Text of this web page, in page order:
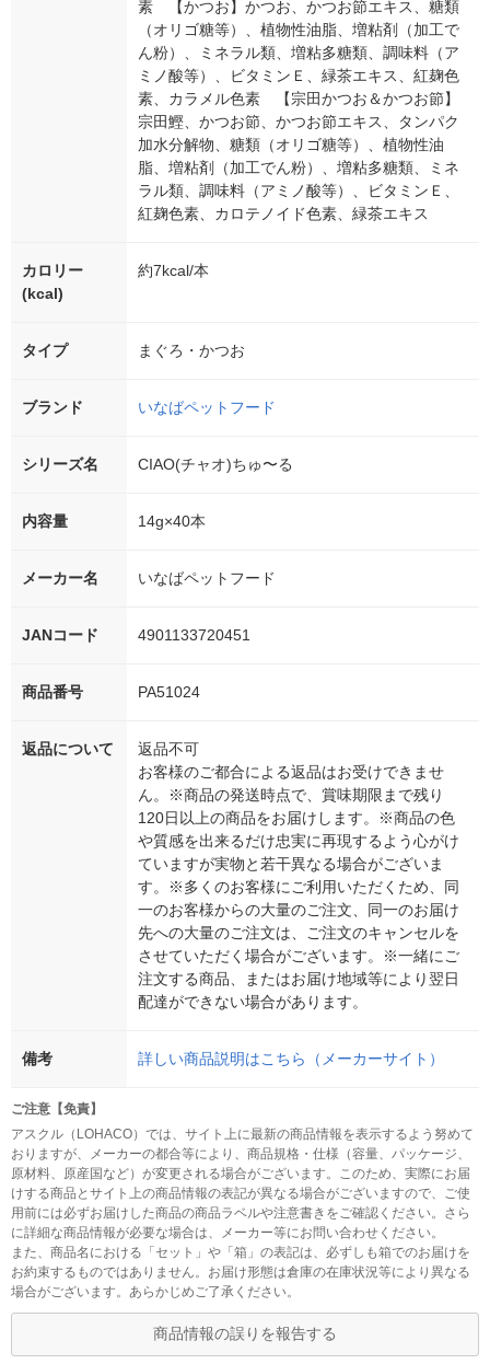
素 【かつお】かつお、かつお節エキス、糖類
（オリゴ糖等）、植物性油脂、増粘剤（加工で
ん粉）、ミネラル類、増粘多糖類、調味料（ア
ミノ酸等）、ビタミンＥ、緑茶エキス、紅麹色
素、カラメル色素 【宗田かつお＆かつお節】
宗田鰹、かつお節、かつお節エキス、タンパク
加水分解物、糖類（オリゴ糖等）、植物性油
脂、増粘剤（加工でん粉）、増粘多糖類、ミネ
ラル類、調味料（アミノ酸等）、ビタミンＥ、
紅麹色素、カロテノイド色素、緑茶エキス
カロリー
(kcal)
約7kcal/本
タイプ まぐろ・かつお
ブランド いなばペットフード
シリーズ名 CIAO(チャオ)ちゅ〜る
内容量 14g×40本
メーカー名 いなばペットフード
JANコード 4901133720451
商品番号 PA51024
返品について
返品不可
お客様のご都合による返品はお受けできませ
ん。※商品の発送時点で、賞味期限まで残り
120日以上の商品をお届けします。※商品の色
や質感を出来るだけ忠実に再現するよう心がけ
ていますが実物と若干異なる場合がございま
す。※多くのお客様にご利用いただくため、同
一のお客様からの大量のご注文、同一のお届け
先への大量のご注文は、ご注文のキャンセルを
させていただく場合がございます。※一緒にご
注文する商品、またはお届け地域等により翌日
配達ができない場合があります。
備考 詳しい商品説明はこちら（メーカーサイト）
ご注意【免責】
アスクル（LOHACO）では、サイト上に最新の商品情報を表示するよう努めて
おりますが、メーカーの都合等により、商品規格・仕様（容量、パッケージ、
原材料、原産国など）が変更される場合がございます。このため、実際にお届
けする商品とサイト上の商品情報の表記が異なる場合がございますので、ご使
用前には必ずお届けした商品の商品ラベルや注意書きをご確認ください。さら
に詳細な商品情報が必要な場合は、メーカー等にお問い合わせください。
また、商品名における「セット」や「箱」の表記は、必ずしも箱でのお届けを
お約束するものではありません。お届け形態は倉庫の在庫状況等により異なる
場合がございます。あらかじめご了承ください。
商品情報の誤りを報告する